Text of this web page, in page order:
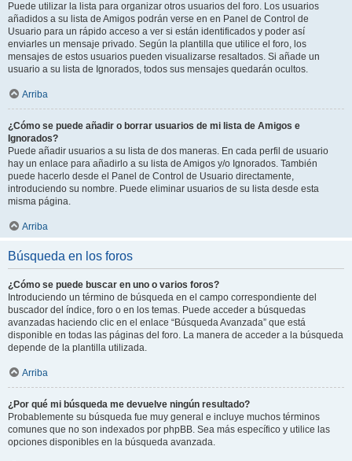
Puede utilizar la lista para organizar otros usuarios del foro. Los usuarios
añadidos a su lista de Amigos podrán verse en en Panel de Control de
Usuario para un rápido acceso a ver si están identificados y poder así
enviarles un mensaje privado. Según la plantilla que utilice el foro, los
mensajes de estos usuarios pueden visualizarse resaltados. Si añade un
usuario a su lista de Ignorados, todos sus mensajes quedarán ocultos.
Arriba
¿Cómo se puede añadir o borrar usuarios de mi lista de Amigos e
Ignorados?
Puede añadir usuarios a su lista de dos maneras. En cada perfil de usuario
hay un enlace para añadirlo a su lista de Amigos y/o Ignorados. También
puede hacerlo desde el Panel de Control de Usuario directamente,
introduciendo su nombre. Puede eliminar usuarios de su lista desde esta
misma página.
Arriba
Búsqueda en los foros
¿Cómo se puede buscar en uno o varios foros?
Introduciendo un término de búsqueda en el campo correspondiente del
buscador del índice, foro o en los temas. Puede acceder a búsquedas
avanzadas haciendo clic en el enlace “Búsqueda Avanzada” que está
disponible en todas las páginas del foro. La manera de acceder a la búsqueda
depende de la plantilla utilizada.
Arriba
¿Por qué mi búsqueda me devuelve ningún resultado?
Probablemente su búsqueda fue muy general e incluye muchos términos
comunes que no son indexados por phpBB. Sea más específico y utilice las
opciones disponibles en la búsqueda avanzada.